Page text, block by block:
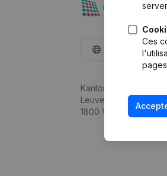
Ces
Français
Kantorenpark Everest
Leuvensesteenweg
1800 Vilvoorde